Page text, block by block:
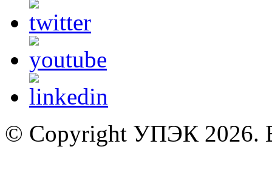
© Copyright УПЭК 2026.